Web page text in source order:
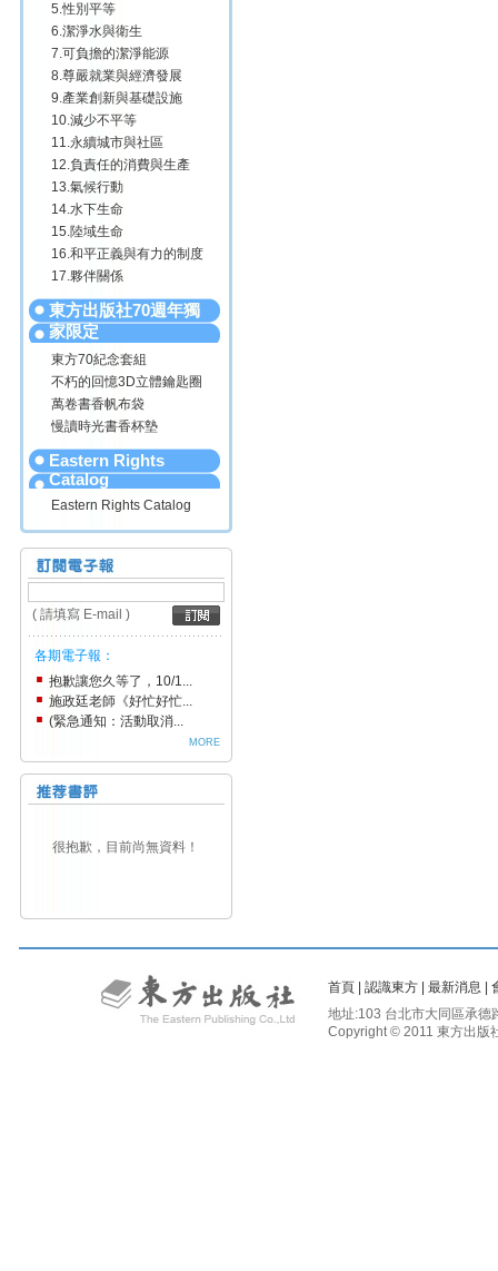
5.性別平等
6.潔淨水與衛生
7.可負擔的潔淨能源
8.尊嚴就業與經濟發展
9.產業創新與基礎設施
10.減少不平等
11.永續城市與社區
12.負責任的消費與生產
13.氣候行動
14.水下生命
15.陸域生命
16.和平正義與有力的制度
17.夥伴關係
東方出版社70週年獨
家限定
東方70紀念套組
不朽的回憶3D立體鑰匙圈
萬卷書香帆布袋
慢讀時光書香杯墊
Eastern Rights
Catalog
Eastern Rights Catalog
( 請填寫 E-mail )
各期電子報：
抱歉讓您久等了，10/1...
施政廷老師《好忙好忙...
(緊急通知：活動取消...
MORE
很抱歉，目前尚無資料！
首頁 認識東方 最新消息
地址:103 台北市大同區承
Copyright © 2011 東方出版